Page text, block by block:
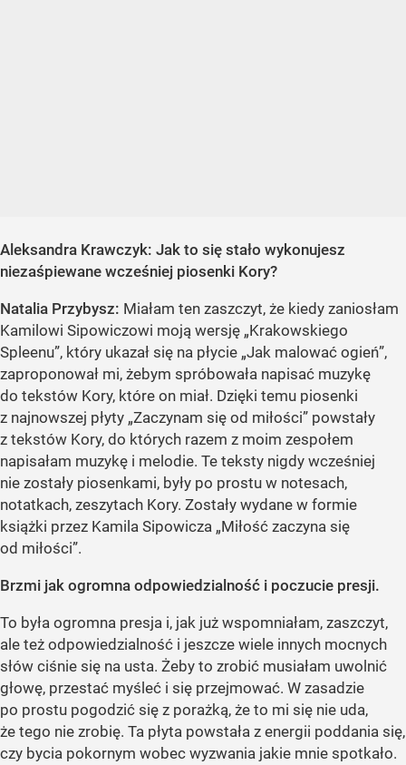
Aleksandra Krawczyk: Jak to się stało wykonujesz
niezaśpiewane wcześniej piosenki Kory?
Natalia Przybysz: Miałam ten zaszczyt, że kiedy zaniosłam
Kamilowi Sipowiczowi moją wersję „Krakowskiego
Spleenu”, który ukazał się na płycie „Jak malować ogień”,
zaproponował mi, żebym spróbowała napisać muzykę
do tekstów Kory, które on miał. Dzięki temu piosenki
z najnowszej płyty „Zaczynam się od miłości” powstały
z tekstów Kory, do których razem z moim zespołem
napisałam muzykę i melodie. Te teksty nigdy wcześniej
nie zostały piosenkami, były po prostu w notesach,
notatkach, zeszytach Kory. Zostały wydane w formie
książki przez Kamila Sipowicza „Miłość zaczyna się
od miłości”.
Brzmi jak ogromna odpowiedzialność i poczucie presji.
To była ogromna presja i, jak już wspomniałam, zaszczyt,
ale też odpowiedzialność i jeszcze wiele innych mocnych
słów ciśnie się na usta. Żeby to zrobić musiałam uwolnić
głowę, przestać myśleć i się przejmować. W zasadzie
po prostu pogodzić się z porażką, że to mi się nie uda,
że tego nie zrobię. Ta płyta powstała z energii poddania się,
czy bycia pokornym wobec wyzwania jakie mnie spotkało.